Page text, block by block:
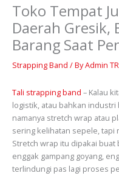
Toko Tempat
Daerah Gresik,
Barang Saat
Strapping Band / ByAdmin
Tali strapping band – Kalau
logistik, atau bahkan
namanya stretch wrap atau
sering kelihatan sepele, tapi
Stretch wrap itu dipakai buat
enggak gampang goyang,
terlindungi pas lagi proses